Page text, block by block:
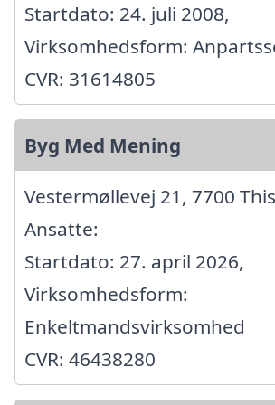
Startdato: 24. juli 2008,
Virksomhedsform:
CVR: 31614805
Byg Med Mening
Vestermøllevej 21, 7700
Ansatte:
Startdato: 27. april 2026,
Virksomhedsform:
Enkeltmandsvirksomhed
CVR: 46438280